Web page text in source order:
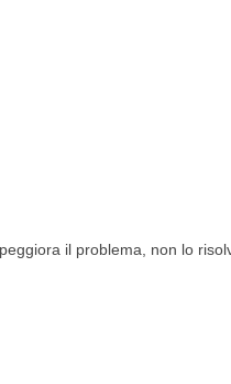
il problema, non lo